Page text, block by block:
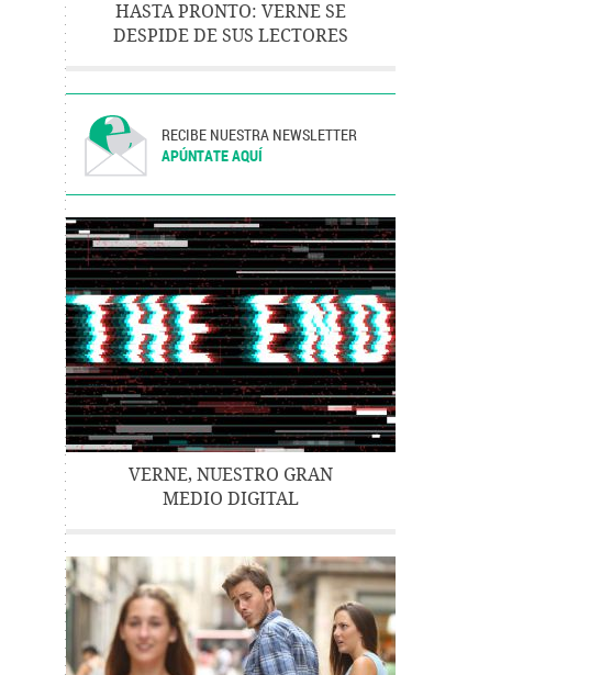
HASTA PRONTO: VERNE SE
DESPIDE DE SUS LECTORES
RECIBE NUESTRA NEWSLETTER
APÚNTATE AQUÍ
VERNE, NUESTRO GRAN
MEDIO DIGITAL